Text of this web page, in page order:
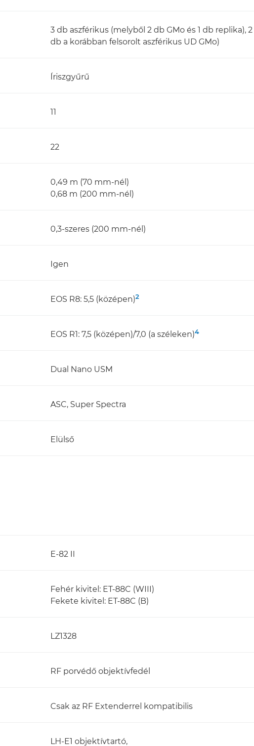
3 db aszférikus (melyből 2 db GMo és 1 db replika),
db a korábban felsorolt aszférikus UD GMo)
Íriszgyűrű
11
22
0,49 m (70 mm-nél)
0,68 m (200 mm-nél)
0,3-szeres (200 mm-nél)
Igen
EOS R8: 5,5 (középen)2
EOS R1: 7,5 (középen)/7,0 (a széleken)4
Dual Nano USM
ASC, Super Spectra
Elülső
E-82 II
Fehér kivitel: ET-88C (WIII)
Fekete kivitel: ET-88C (B)
LZ1328
RF porvédő objektívfedél
Csak az RF Extenderrel kompatibilis
LH-E1 objektívtartó,